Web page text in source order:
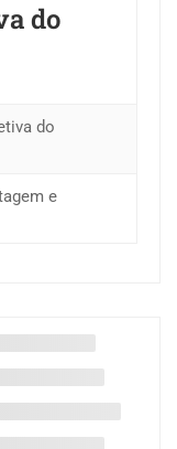
do
do
e